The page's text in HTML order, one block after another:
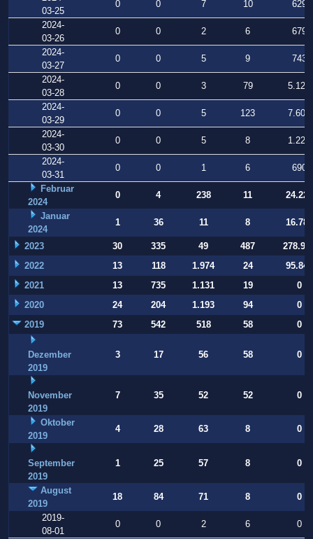
03-25
0 0 7 10
629
2024-
03-26
0 0 2 6
679
2024-
03-27
0 0 5 9
743
2024-
03-28
0 0 3 79
5.129
2024-
03-29
0 0 5 123
7.609
2024-
03-30
0 0 5 8
1.225
2024-
03-31
0 0 1 6
690
Februar
2024
0 4 238 11
24.220
Januar
2024
1 36 11 8 16.786
2023 30 335 49 487
2022
13 118 1.974 24
95.847
2021
13 735 1.131 19
0
2020
24 204 1.193 94
0
2019
73 542 518 58 0
Dezember
2019
3 17 56 58 0
November
2019
7 35 52 52 0
Oktober
2019
4 28 63 8 0
September
2019
1 25 57 8 0
August
2019
18 84 71 8
0
2019-
08-01
0 0 2 6
0